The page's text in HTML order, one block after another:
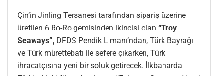
Çin’in Jinling Tersanesi tarafından sipariş üzerine
üretilen 6 Ro-Ro gemisinden ikincisi olan “Troy
Seaways”, DFDS Pendik Limanı’ndan, Türk Bayrağı
ve Türk mürettebatı ile sefere çıkarken, Türk
ihracatçısına yeni bir soluk getirecek. İlkbaharda